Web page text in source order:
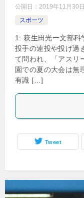
公開日： 2019年11月30日
スポーツ
1: 萩生田光一文部科
投手の連投や投げ過
て問われ、「アスリ
園での夏の大会は無
有識 […]
Tweet